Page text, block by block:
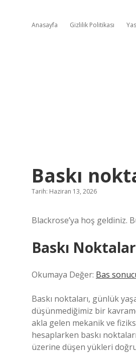
Anasayfa Gizlilik Politikası
Baskı
Tarih: Haziran 13, 2026
Blackrose’ya hoş geldiniz.
Baskı
Okumaya Değer: Bas
Baskı noktaları, günlük
düşünmediğimiz bir
akla gelen mekanik ve
hesaplarken baskı
üzerine düşen yükleri